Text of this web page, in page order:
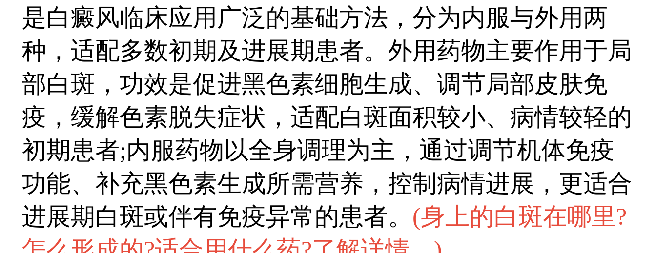
斑面积、部位、病期及体质，在医生指导下
选择个性化方案，以达到更好的复色效果。...
是白癜风临床应用广泛的基础方法，分为内服与外用两
种，适配多数初期及进展期患者。外用药物主要作用于局
部白斑，功效是促进黑色素细胞生成、调节局部皮肤免
疫，缓解色素脱失症状，适配白斑面积较小、病情较轻的
初期患者;内服药物以全身调理为主，通过调节机体免疫
功能、补充黑色素生成所需营养，控制病情进展，更适合
进展期白斑或伴有免疫异常的患者。 (身上的白斑在哪里?